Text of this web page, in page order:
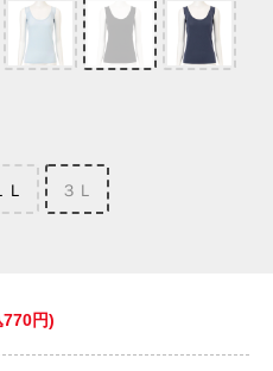
Ｌ ３Ｌ
円)